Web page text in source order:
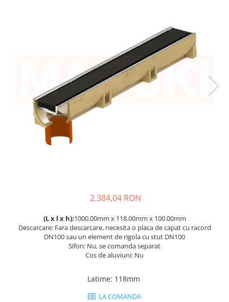
Ipsos Adeziv Gips Carton
Profile Gips Carton
Grosime Tabla 0.6MM
Profile UA
Termoizolatii
Accesorii Hidroizolatii
Membrane Lichide
2.384,04 RON
(L x l x h):1000.00mm x 118.00mm x 100.00mm
Descarcare: Fara descarcare, necesita o placa de capat cu racord
DN100 sau un element de rigola cu stut DN100
Sifon: Nu, se comanda separat
Cos de aluviuni: Nu
Latime: 118mm
LA COMANDA